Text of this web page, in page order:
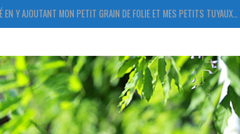
EN Y AJOUTANT MON PETIT GRAIN DE FOLIE ET MES PETITS TUYAUX…